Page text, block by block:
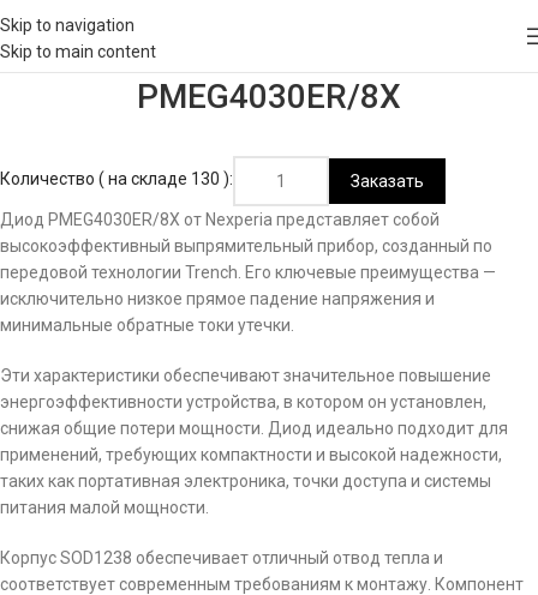
Skip to navigation
Skip to main content
PMEG4030ER/8X
Количество ( на складе 130 ):
Заказать
Диод PMEG4030ER/8X от Nexperia представляет собой
высокоэффективный выпрямительный прибор, созданный по
передовой технологии Trench. Его ключевые преимущества —
исключительно низкое прямое падение напряжения и
минимальные обратные токи утечки.
Эти характеристики обеспечивают значительное повышение
энергоэффективности устройства, в котором он установлен,
снижая общие потери мощности. Диод идеально подходит для
применений, требующих компактности и высокой надежности,
таких как портативная электроника, точки доступа и системы
питания малой мощности.
Корпус SOD1238 обеспечивает отличный отвод тепла и
соответствует современным требованиям к монтажу. Компонент